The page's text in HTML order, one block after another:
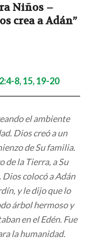
Niños –
crea a Adán”
8, 15, 19-20
el ambiente
Dios creó a un
de Su familia.
de la Tierra, a Su
Dios colocó a Adán
y le dijo que lo
árbol hermoso y
en el Edén. Fue
la humanidad.